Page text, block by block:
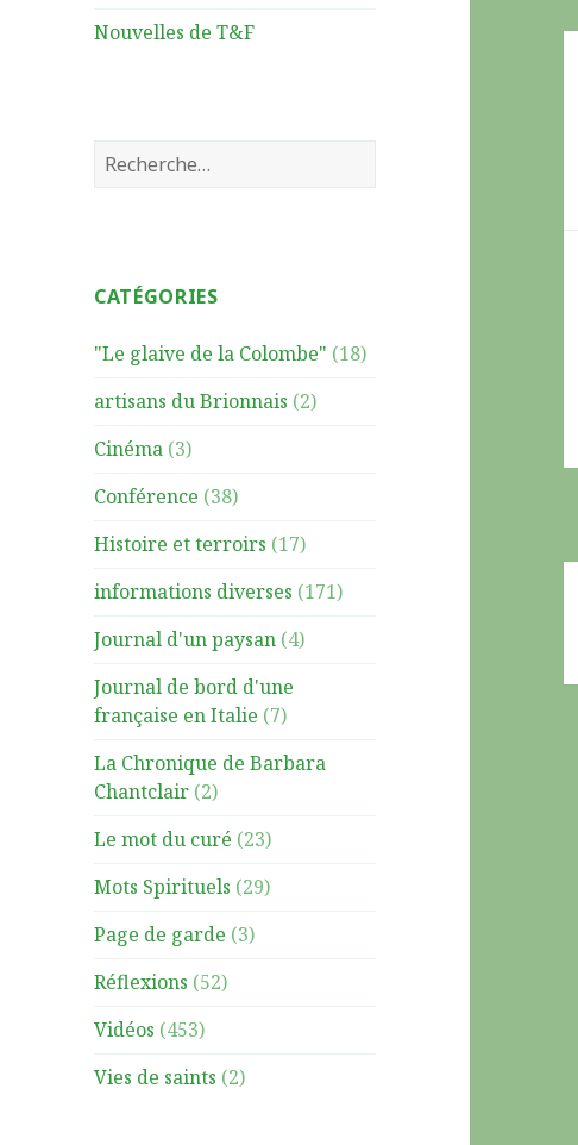
Nouvelles de T&F
R
e
r
h
r
CATÉGORIES
"Le glaive de la Colombe" (18)
artisans du Brionnais (2)
Cinéma (3)
Conférence (38)
Histoire et terroirs (17)
informations diverses (171)
Journal d'un paysan (4)
Journal de bord d'une
française en Italie (7)
La Chronique de Barbara
Chantclair (2)
Le mot du curé (23)
Mots Spirituels (29)
Page de garde (3)
Réflexions (52)
Vidéos (453)
Vies de saints (2)